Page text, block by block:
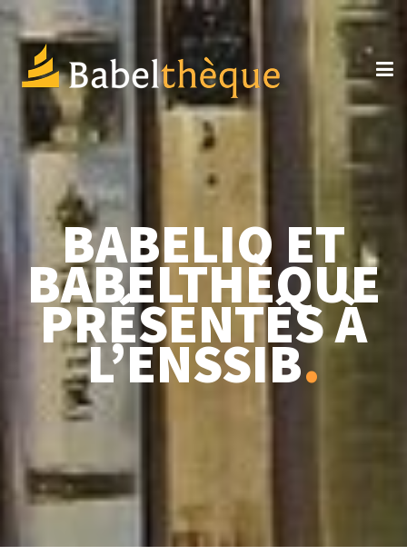
BABELIO ET
BABELTHÈQUE
PRÉSENTÉS À
L’ENSSIB.